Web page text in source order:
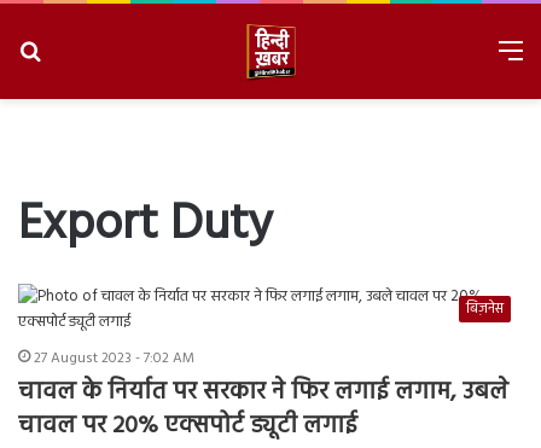
Export Duty
बिज़नेस
27 August 2023 - 7:02 AM
चावल के निर्यात पर सरकार ने फिर लगाई लगाम, उबले
चावल पर 20% एक्सपोर्ट ड्यूटी लगाई